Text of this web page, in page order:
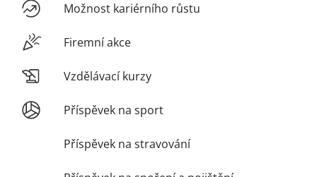
Možnost kariérního růstu
Firemní akce
Vzdělávací kurzy
Příspěvek na sport
Příspěvek na stravování